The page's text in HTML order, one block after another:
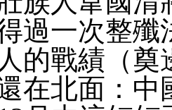
過一次整殲
的戰績（奠
在北面：中